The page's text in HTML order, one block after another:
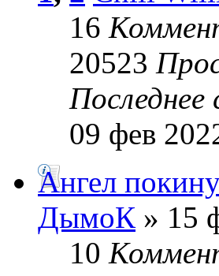
16
20523
09 фев
Ангел
ДымоК » 15
10